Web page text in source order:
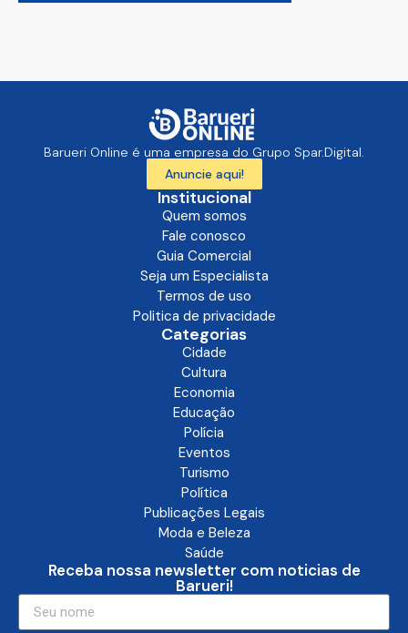
Barueri Online é uma empresa do Grupo Spar.Digital.
Anuncie aqui!
Institucional
Quem somos
Fale conosco
Guia Comercial
Seja um Especialista
Termos de uso
Politica de privacidade
Categorias
Cidade
Cultura
Economia
Educação
Polícia
Eventos
Turismo
Política
Publicações Legais
Moda e Beleza
Saúde
Receba nossa newsletter com noticias de
Barueri!